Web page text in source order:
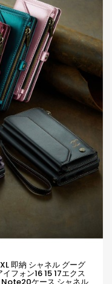
即納 シャネル グーグ
フォン16 15 17エクス